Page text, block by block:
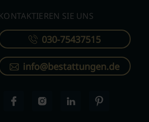
KONTAKTIEREN SIE UNS
030-75437515
info@bestattungen.de